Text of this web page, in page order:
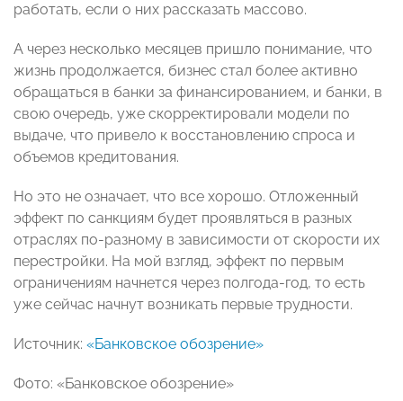
работать, если о них рассказать массово.
А через несколько месяцев пришло понимание, что
жизнь продолжается, бизнес стал более активно
обращаться в банки за финансированием, и банки, в
свою очередь, уже скорректировали модели по
выдаче, что привело к восстановлению спроса и
объемов кредитования.
Но это не означает, что все хорошо. Отложенный
эффект по санкциям будет проявляться в разных
отраслях по-разному в зависимости от скорости их
перестройки. На мой взгляд, эффект по первым
ограничениям начнется через полгода-год, то есть
уже сейчас начнут возникать первые трудности.
Источник: «Банковское обозрение»
Фото: «Банковское обозрение»